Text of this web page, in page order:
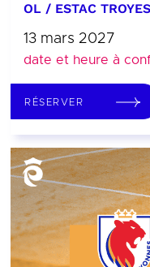
OL / ESTAC TROYES
13 mars 2027
date et heure à
RÉSERVER